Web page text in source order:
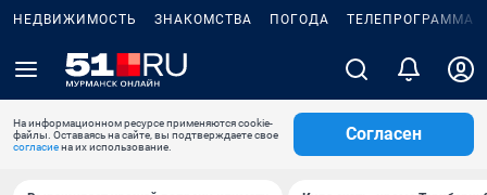
НЕДВИЖИМОСТЬ ЗНАКОМСТВА ПОГОДА ТЕЛЕПРОГРАММА
На информационном ресурсе применяются cookie-
файлы. Оставаясь на сайте, вы подтверждаете свое
согласиена их использование.
Согласен